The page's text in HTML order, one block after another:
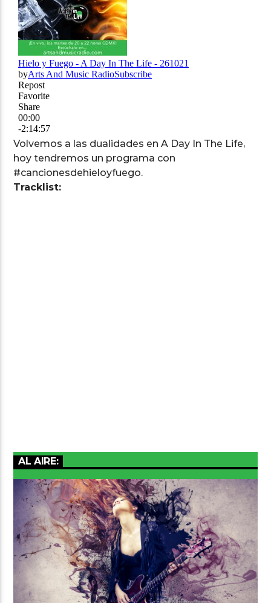
Volvemos a las dualidades en A Day In The Life,
hoy tendremos un programa con
#cancionesdehieloyfuego.
Tracklist:
AL AIRE: